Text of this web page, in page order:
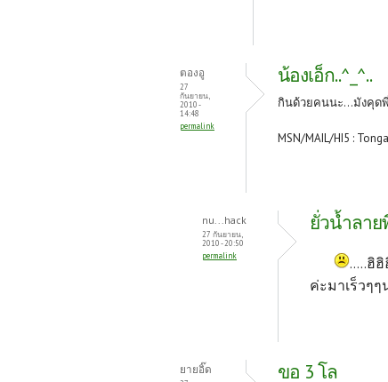
ตองอู
27
กันยายน,
2010 -
14:48
permalink
น้องเอ็ก..^_^..
กินด้วยคนนะ...มังคุด
MSN/MAIL/HI5 :
nu...hack
27 กันยายน,
2010 - 20:50
permalink
ยั่วน้ำลาย
.....ฮิ
ค่ะมาเร็วๆๆ
ยายอิ๊ด ขอ 3 โล